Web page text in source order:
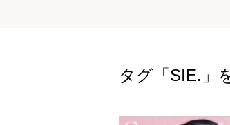
タグ「SIE.」